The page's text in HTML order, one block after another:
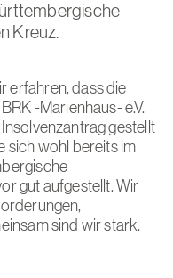
Kreuz.
erfahren, dass die
-Marienhaus- e.V.
gestellt
sich wohl bereits im
gut aufgestellt. Wir
sind wir stark.